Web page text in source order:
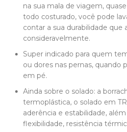
na sua mala de viagem,
todo costurado, você pode
contar a sua durabilidade que
consideravelmente.
Super indicado para quem
ou dores nas pernas, quando
em pé.
Ainda sobre o solado: a
termoplástica, o solado em
aderência e estabilidade,
flexibilidade, resistência